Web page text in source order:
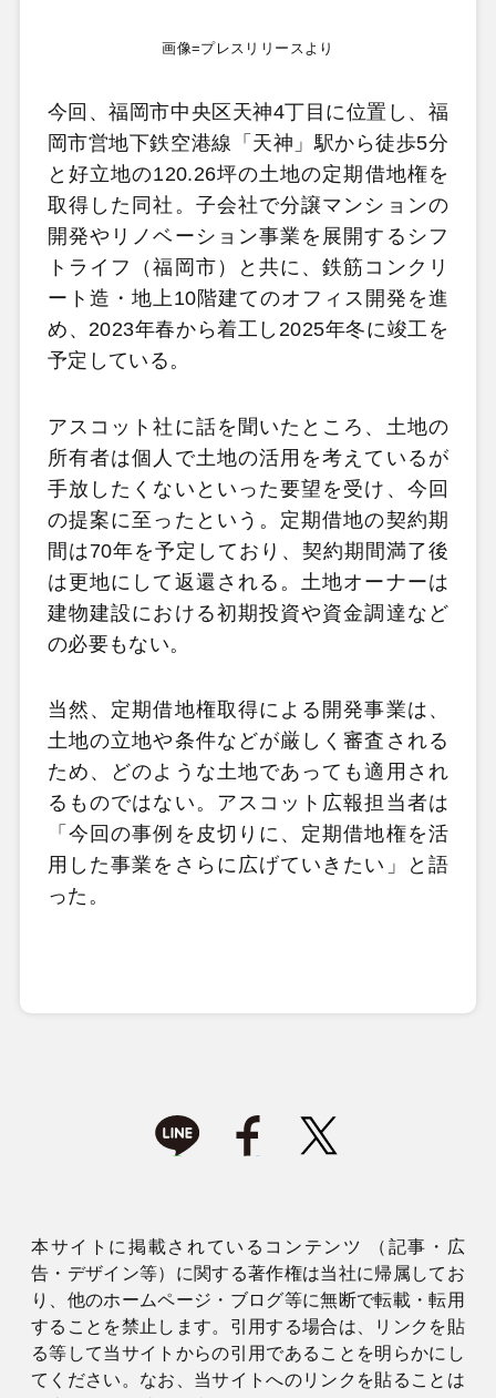
画像=プレスリリースより
今回、福岡市中央区天神4丁目に位置し、福
岡市営地下鉄空港線「天神」駅から徒歩5分
と好立地の120.26坪の土地の定期借地権を
取得した同社。子会社で分譲マンションの
開発やリノベーション事業を展開するシフ
トライフ（福岡市）と共に、鉄筋コンクリ
ート造・地上10階建てのオフィス開発を進
め、2023年春から着工し2025年冬に竣工を
予定している。
アスコット社に話を聞いたところ、土地の
所有者は個人で土地の活用を考えているが
手放したくないといった要望を受け、今回
の提案に至ったという。定期借地の契約期
間は70年を予定しており、契約期間満了後
は更地にして返還される。土地オーナーは
建物建設における初期投資や資金調達など
の必要もない。
当然、定期借地権取得による開発事業は、
土地の立地や条件などが厳しく審査される
ため、どのような土地であっても適用され
るものではない。アスコット広報担当者は
「今回の事例を皮切りに、定期借地権を活
用した事業をさらに広げていきたい」と語
った。
本サイトに掲載されているコンテンツ （記事・広
告・デザイン等）に関する著作権は当社に帰属してお
り、他のホームページ・ブログ等に無断で転載・転用
することを禁止します。引用する場合は、リンクを貼
る等して当サイトからの引用であることを明らかにし
てください。なお、当サイトへのリンクを貼ることは